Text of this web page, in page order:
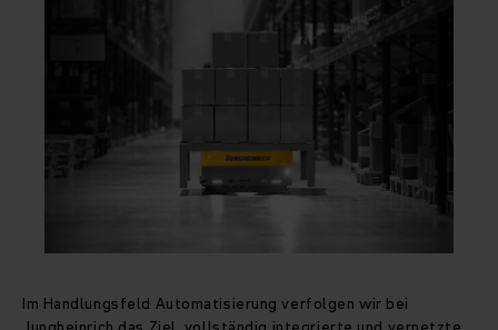
Im Handlungsfeld Automatisierung verfolgen wir bei